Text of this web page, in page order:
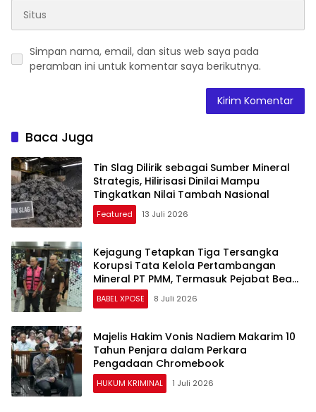
Simpan nama, email, dan situs web saya pada
peramban ini untuk komentar saya berikutnya.
Baca Juga
Tin Slag Dilirik sebagai Sumber Mineral
Strategis, Hilirisasi Dinilai Mampu
Tingkatkan Nilai Tambah Nasional
Featured 13 Juli 2026
Kejagung Tetapkan Tiga Tersangka
Korupsi Tata Kelola Pertambangan
Mineral PT PMM, Termasuk Pejabat Bea
Cukai
BABEL XPOSE 8 Juli 2026
Majelis Hakim Vonis Nadiem Makarim 10
Tahun Penjara dalam Perkara
Pengadaan Chromebook
HUKUM KRIMINAL 1 Juli 2026